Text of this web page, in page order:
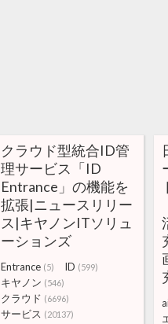
クラウド型統合ID管
理サービス「ID
Entrance」の機能を
拡張|ニュースリリー
ス|キヤノンITソリュ
ーションズ
Entrance (5) ID (599)
キヤノン (546)
クラウド (6696)
サービス (20137)